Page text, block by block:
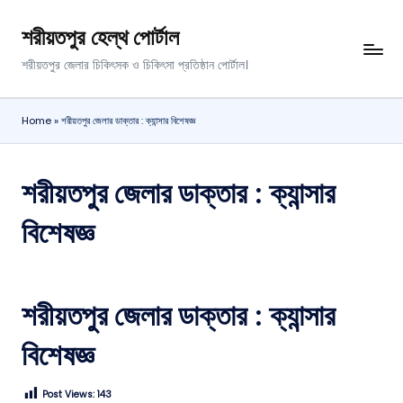
শরীয়তপুর হেল্থ পোর্টাল
শরীয়তপুর জেলার চিকিৎসক ও চিকিৎসা প্রতিষ্ঠান পোর্টাল।
Home»শরীয়তপুর জেলার ডাক্তার : ক্যান্সার বিশেষজ্ঞ
শরীয়তপুর জেলার ডাক্তার : ক্যান্সার
বিশেষজ্ঞ
শরীয়তপুর জেলার ডাক্তার : ক্যান্সার
বিশেষজ্ঞ
Post Views: 143